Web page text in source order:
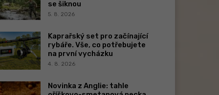
se šiknou
5. 8. 2026
Kaprařský set pro začínající
rybáře. Vše, co potřebujete
na první vycházku
4. 8. 2026
Novinka z Anglie: tahle